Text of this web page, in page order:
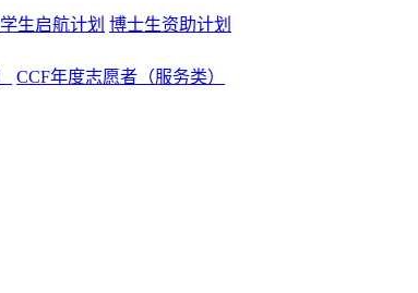
生启航计划 博士生资助计划
CCF年度志愿者（服务类）